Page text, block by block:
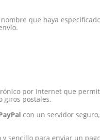
que haya
por Internet que
giros postales.
con un servidor
sencillo para enviar un